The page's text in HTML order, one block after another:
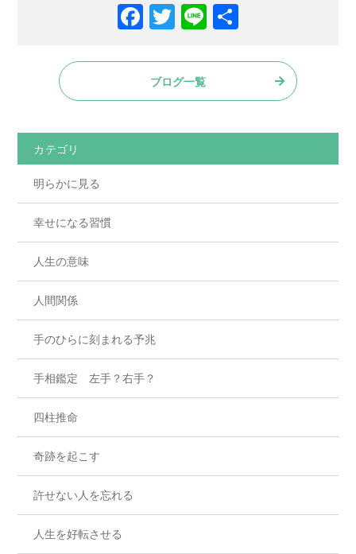
ブログ一覧
カテゴリ
明らかに見る
幸せになる習慣
人生の意味
人間関係
手のひらに刻まれる予兆
手相鑑定 左手？右手？
四柱推命
奇跡を起こす
許せない人を忘れる
人生を好転させる